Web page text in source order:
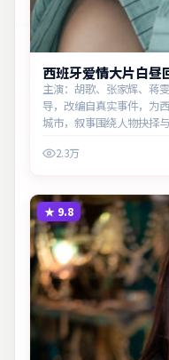
西班牙爱情大片白昼
主演：胡歌、张家辉、
导，改编自真实事件，为
城市，叙事围绕人物抉择
2.3万
★ 9.8